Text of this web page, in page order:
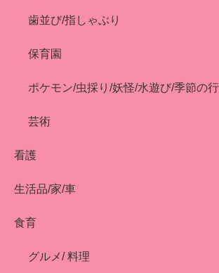
歯並び/指しゃぶり
保育園
ポケモン/虫採り/妖怪/水遊び/季節の
芸術
看護
生活品/家/車
食育
グルメ/ 料理